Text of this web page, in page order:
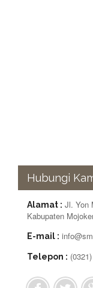
Hubungi
Alamat : Jl. Yon
Kabupaten
E-mail :
Telepon :